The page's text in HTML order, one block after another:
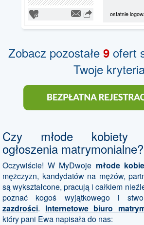
ostatnie
Zobacz pozostałe 9 ofert
Twoje
Czy młode kobiety
ogłoszenia matrymonialne?
Oczywiście! W MyDwoje młode
mężczyzn, kandydatów na mężów,
są wykształcone, pracują i całkiem
poznać kogoś wyjątkowego i
zazdrości. Internetowe biuro
który pani Ewa napisała do nas: